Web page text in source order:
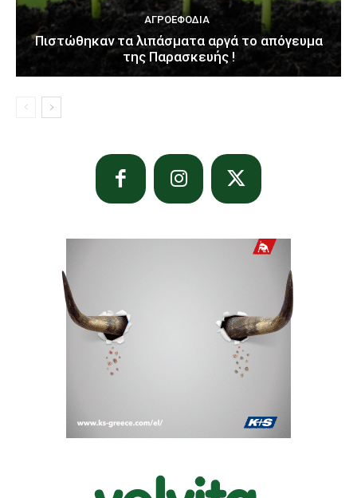
ΑΓΡΟΕΦΌΔΙΑ
Πιστώθηκαν τα λιπάσματα αργά το απόγευμα
της Παρασκευής !